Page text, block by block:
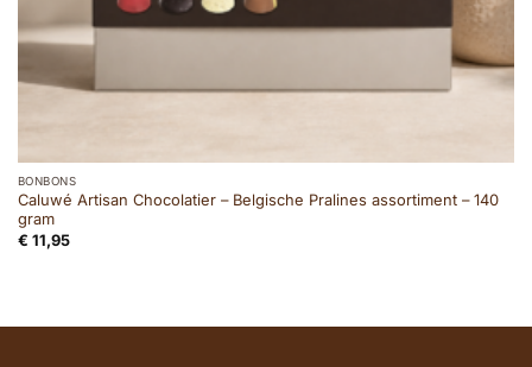
BONBONS
Caluwé Artisan Chocolatier – Belgische Pralines assortiment – 140
gram
€ 11,95